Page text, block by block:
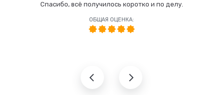
Спасибо, всё получилось коротко и по делу.
ОБЩАЯ ОЦЕНКА: